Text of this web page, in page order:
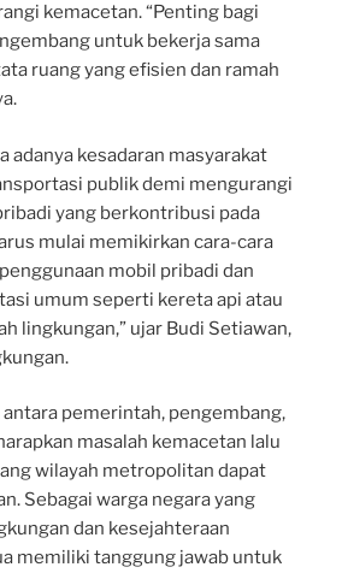
kemacetan. “Penting bagi
untuk bekerja sama
ruang yang efisien dan ramah
adanya kesadaran masyarakat
publik demi mengurangi
yang berkontribusi pada
mulai memikirkan cara-cara
mobil pribadi dan
umum seperti kereta api atau
lingkungan,” ujar Budi Setiawan,
antara pemerintah, pengembang,
masalah kemacetan lalu
wilayah metropolitan dapat
Sebagai warga negara yang
dan kesejahteraan
memiliki tanggung jawab untuk